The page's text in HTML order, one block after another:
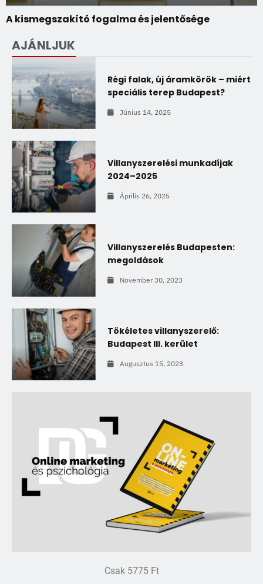
A kismegszakító fogalma és jelentősége
AJÁNLJUK
Régi falak, új áramkörök – miért
speciális terep Budapest?
Június 14, 2025
Villanyszerelési munkadíjak
2024–2025
Április 26, 2025
Villanyszerelés Budapesten:
megoldások
November 30, 2023
Tökéletes villanyszerelő:
Budapest III. kerület
Augusztus 15, 2023
Csak 5775 Ft